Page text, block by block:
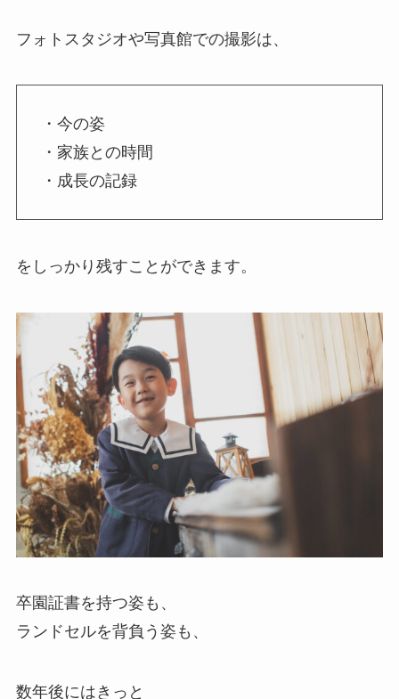
フォトスタジオや写真館での撮影は、
・今の姿
・家族との時間
・成長の記録
をしっかり残すことができます。
卒園証書を持つ姿も、
ランドセルを背負う姿も、
数年後にはきっと